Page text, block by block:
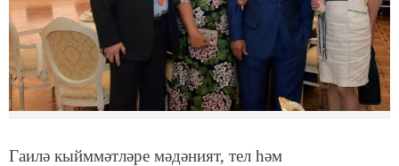
Гаилә кыйммәтләре мәдәният, тел һәм